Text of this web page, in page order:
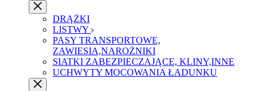
DRĄŻKI
LISTWY
PASY TRANSPORTOWE,
ZAWIESIA,NAROŻNIKI
SIATKI ZABEZPIECZAJĄCE, KLINY,INNE
UCHWYTY MOCOWANIA ŁADUNKU